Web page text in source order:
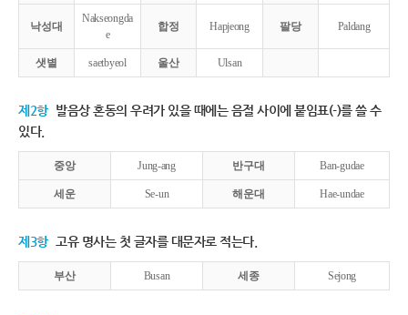
낙성대
Nakseongda
e
합정 Hapjeong 팔당 Paldang
샛별 saetbyeol 울산 Ulsan
제2항 발음상 혼동의 우려가 있을 때에는 음절 사이에 붙임표(-)를 쓸 수
있다.
중앙 Jung-ang 반구대 Ban-gudae
세운 Se-un 해운대 Hae-undae
제3항 고유 명사는 첫 글자를 대문자로 적는다.
부산 Busan 세종 Sejong